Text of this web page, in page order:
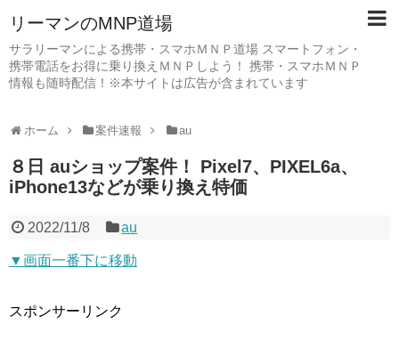
リーマンのMNP道場
サラリーマンによる携帯・スマホＭＮＰ道場 スマートフォン・
携帯電話をお得に乗り換えＭＮＰしよう！ 携帯・スマホＭＮＰ
情報も随時配信！※本サイトは広告が含まれています
ホーム 案件速報 au
８日 auショップ案件！ Pixel7、PIXEL6a、
iPhone13などが乗り換え特価
2022/11/8 au
▼画面一番下に移動
スポンサーリンク